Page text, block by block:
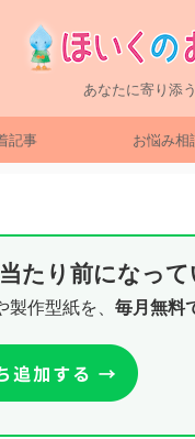
あなたに寄り添
記事 お悩み相
たり前になっ
作型紙を、 毎月無料